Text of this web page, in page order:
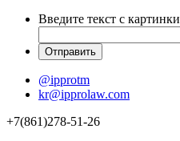
Введите текст с картинки
@ipprotm
kr@ipprolaw.com
+7(861)278-51-26